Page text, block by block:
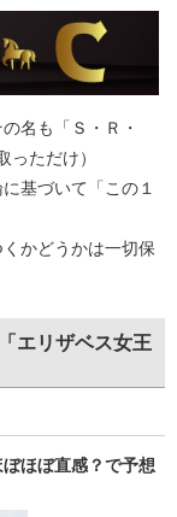
名も「Ｓ・Ｒ・
っただけ）
基づいて「この１
かどうかは一切保
エリザベス女王
ほぼ直感？で予想